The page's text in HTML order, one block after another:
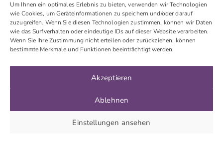
Um Ihnen ein optimales Erlebnis zu bieten, verwenden wir Technologien
wie Cookies, um Geräteinformationen zu speichern und/oder darauf
zuzugreifen. Wenn Sie diesen Technologien zustimmen, können wir Daten
wie das Surfverhalten oder eindeutige IDs auf dieser Website verarbeiten.
Wenn Sie Ihre Zustimmung nicht erteilen oder zurückziehen, können
bestimmte Merkmale und Funktionen beeinträchtigt werden.
Akzeptieren
Ablehnen
Einstellungen ansehen
Impressum
Datenschutzerklärung
Cookie-Richtlinie (EU)
© 2024 Moderne Psychologie | Bettina Striebel-Nix,